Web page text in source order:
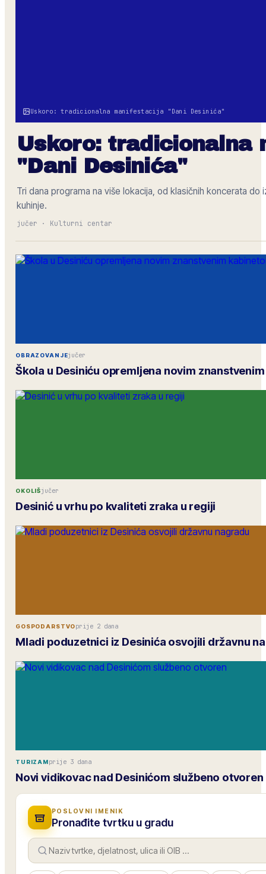
Uskoro: tradicionalna manifestacija "Dani Desinića"
Uskoro: tradicionalna
"Dani Desinića"
Tri dana programa na više lokacija, od klasičnih koncerata
kuhinje.
jučer · Kulturni centar
OBRAZOVANJEjučer
Škola u Desiniću opremljena novim
OKOLIŠjučer
Desinić u vrhu po kvaliteti zraka u regiji
GOSPODARSTVOprije 2 dana
Mladi poduzetnici iz Desinića osvojili državnu
TURIZAMprije 3 dana
Novi vidikovac nad Desinićom službeno otvoren
POSLOVNI IMENIK
Pronađite tvrtku u gradu